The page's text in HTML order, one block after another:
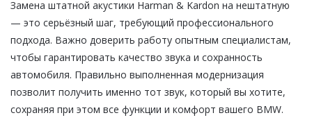
Замена штатной акустики Harman & Kardon на нештатную
— это серьёзный шаг, требующий профессионального
подхода. Важно доверить работу опытным специалистам,
чтобы гарантировать качество звука и сохранность
автомобиля. Правильно выполненная модернизация
позволит получить именно тот звук, который вы хотите,
сохраняя при этом все функции и комфорт вашего BMW.